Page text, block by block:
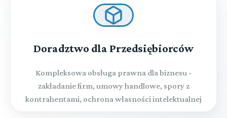
Doradztwo dla Przedsiębiorców
Kompleksowa obsługa prawna dla biznesu -
zakładanie firm, umowy handlowe, spory z
kontrahentami, ochrona własności intelektualnej